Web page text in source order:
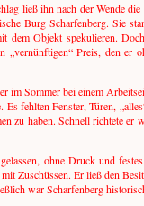
ließ ihn nach der Wende
Burg Scharfenberg. Sie
dem Objekt spekulieren.
„vernünftigen“ Preis, den er
Sommer bei einem
fehlten Fenster, Türen,
zu haben. Schnell richtete
ohne Druck und
Zuschüssen. Er ließ den
war Scharfenberg